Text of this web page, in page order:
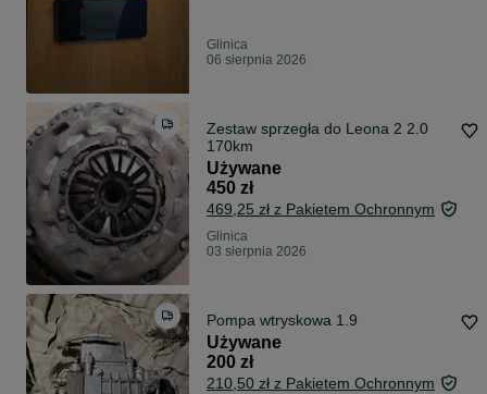
Glinica
06 sierpnia 2026
Zestaw sprzegła do Leona 2 2.0
170km
Używane
450 zł
469,25 zł z Pakietem Ochronnym
Glinica
03 sierpnia 2026
Pompa wtryskowa 1.9
Używane
200 zł
210,50 zł z Pakietem Ochronnym